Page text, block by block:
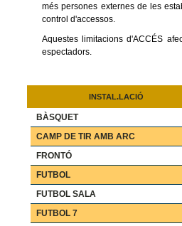
més persones externes de les
control d'accessos.
Aquestes limitacions d'ACCÉS
espectadors.
INSTAL.LACIÓ
BÀSQUET
CAMP DE TIR AMB ARC
FRONTÓ
FUTBOL
FUTBOL SALA
FUTBOL 7